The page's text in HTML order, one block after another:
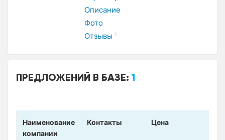
Описание
Фото
Отзывы 1
ПРЕДЛОЖЕНИЙ В БАЗЕ:1
Наименование
компании
Контакты Цена